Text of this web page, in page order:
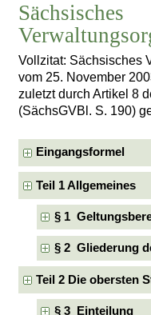
Sächsisches
Vollzitat: Sächsisches
vom 25. November
zuletzt durch Artikel 8
(SächsGVBl. S. 190)
Eingangsformel
Teil 1 Allgemeines
§ 1
§ 2 Gliederung
Teil 2 Die obersten
§ 3 Einteilung